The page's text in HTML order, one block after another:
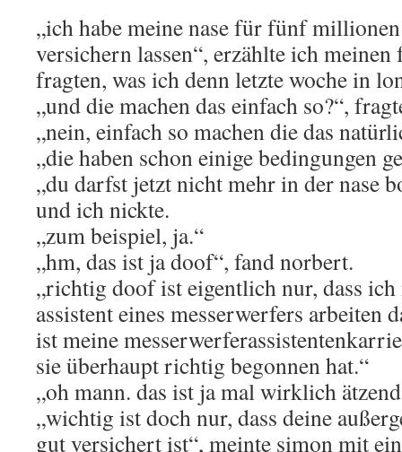
„ich habe meine nase für fünf
versichern lassen“, erzählte ich
fragten, was ich denn letzte woche in
„und die machen das einfach so?“,
„nein, einfach so machen die das
„die haben schon einige bedingungen
„du darfst jetzt nicht mehr in der nase
und ich nickte.
„zum beispiel, ja.“
„hm, das ist ja doof“, fand norbert.
„richtig doof ist eigentlich nur, dass
assistent eines messerwerfers arbeiten
ist meine
sie überhaupt richtig begonnen hat.“
„oh mann. das ist ja mal wirklich
„wichtig ist doch nur, dass deine
gut versichert ist“, meinte simon mit